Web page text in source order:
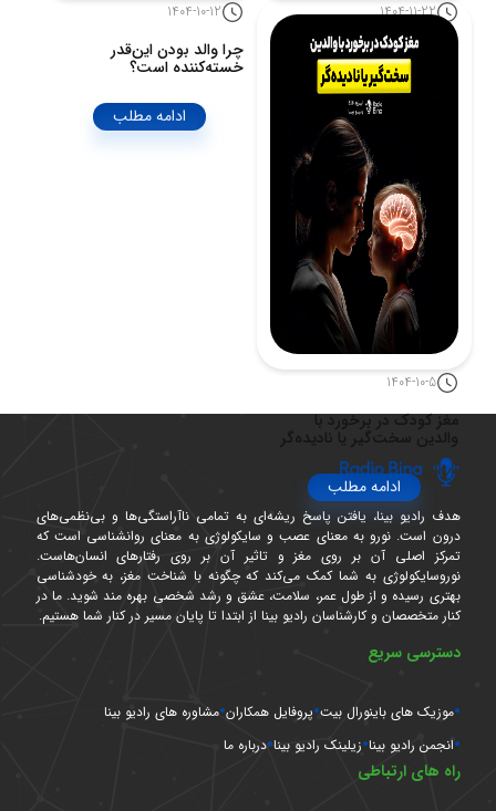
1404-11-22
آیا تصمیم‌های سیاسی واقعاً
آگاهانه‌اند؟
ادامه مطلب
1404-10-12
چرا والد بودن این‌قدر
خسته‌کننده است؟
ادامه مطلب
1404-10-5
مغز کودک در برخورد با
والدین سخت‌گیر یا نادیده‌گر
ادامه مطلب
هدف رادیو بینا، یافتن پاسخ ریشه‌ای به تمامی ناآراستگی‌ها و بی‌نظمی‌های
درون است. نورو به معنای عصب و سایکولوژی به معنای روانشناسی است که
تمرکز اصلی آن بر روی مغز و تاثیر آن بر روی رفتارهای انسان‌هاست.
نوروسایکولوژی به شما کمک می‌کند که چگونه با شناخت مغز، به خودشناسی
بهتری رسیده و از طول عمر، سلامت، عشق و رشد شخصی بهره مند شوید. ما در
کنار متخصصان و کارشناسان رادیو بینا از ابتدا تا پایان مسیر در کنار شما هستیم.
دسترسی سریع
موزیک های باینورال بیت پروفایل همکاران مشاوره های رادیو بینا
انجمن رادیو بینا زیلینک رادیو بینا درباره ما
راه های ارتباطی